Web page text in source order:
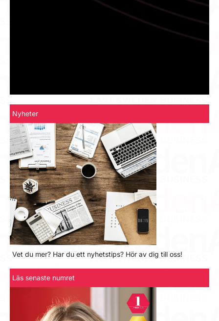
Nyheter
Vet du mer? Har du ett nyhetstips? Hör av dig till oss!
Läs senaste numret